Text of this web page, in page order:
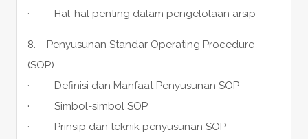
· Hal-hal penting dalam pengelolaan arsip
8. Penyusunan Standar Operating Procedure
(SOP)
· Definisi dan Manfaat Penyusunan SOP
· Simbol-simbol SOP
· Prinsip dan teknik penyusunan SOP